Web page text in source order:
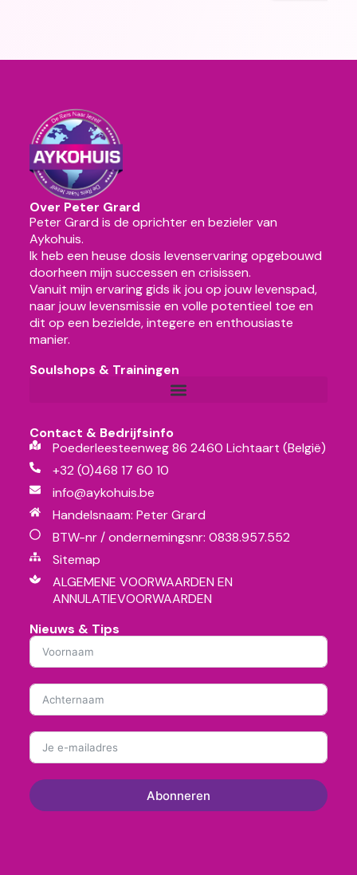
Over Peter Grard
Peter Grard is de oprichter en bezieler van
Aykohuis.
Ik heb een heuse dosis levenservaring opgebouwd
doorheen mijn successen en crisissen.
Vanuit mijn ervaring gids ik jou op jouw levenspad,
naar jouw levensmissie en volle potentieel toe en
dit op een bezielde, integere en enthousiaste
manier.
Soulshops & Trainingen
Contact & Bedrijfsinfo
Poederleesteenweg 86 2460 Lichtaart (België)
+32 (0)468 17 60 10
info@aykohuis.be
Handelsnaam: Peter Grard
BTW-nr / ondernemingsnr: 0838.957.552
Sitemap
ALGEMENE VOORWAARDEN EN
ANNULATIEVOORWAARDEN
Nieuws & Tips
Abonneren